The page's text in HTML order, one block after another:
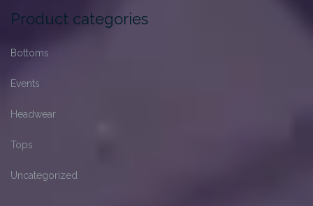
Product categories
Bottoms
Events
Headwear
Tops
Uncategorized